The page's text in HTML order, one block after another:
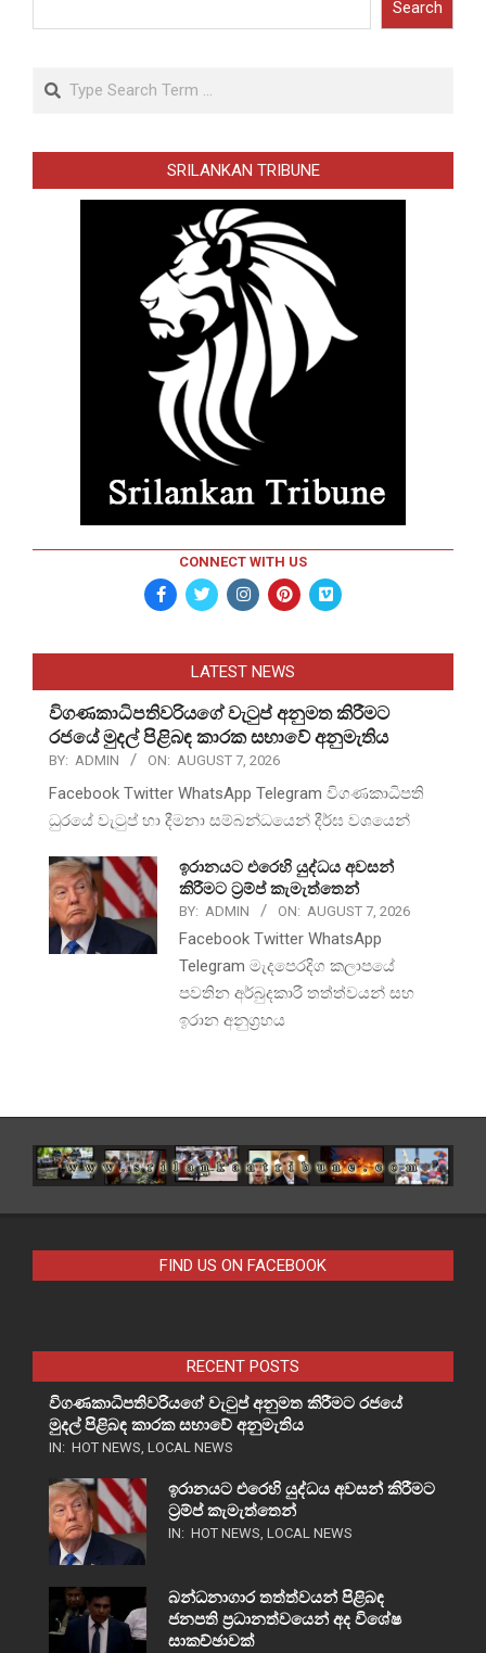
Search
Search
SRILANKAN TRIBUNE
CONNECT WITH US
LATEST NEWS
විගණකාධිපතිවරියගේ වැටුප් අනුමත කිරීමට
රජයේ මුදල් පිළිබඳ කාරක සභාවේ අනුමැතිය
BY: ADMIN ON: AUGUST 7, 2026
Facebook Twitter WhatsApp Telegram විගණකාධිපති
ධුරයේ වැටුප් හා දීමනා සම්බන්ධයෙන් දීර්ඝ වශයෙන්
ඉරානයට එරෙහි යුද්ධය අවසන්
කිරීමට ට්‍රම්ප් කැමැත්තෙන්
BY: ADMIN ON: AUGUST 7, 2026
Facebook Twitter WhatsApp
Telegram මැදපෙරදිග කලාපයේ
පවතින අර්බුදකාරී තත්ත්වයන් සහ
ඉරාන අනුග්‍රහය
FIND US ON FACEBOOK
RECENT POSTS
විගණකාධිපතිවරියගේ වැටුප් අනුමත කිරීමට රජයේ
මුදල් පිළිබඳ කාරක සභාවේ අනුමැතිය
IN: HOT NEWS, LOCAL NEWS
ඉරානයට එරෙහි යුද්ධය අවසන් කිරීමට
ට්‍රම්ප් කැමැත්තෙන්
IN: HOT NEWS, LOCAL NEWS
බන්ධනාගාර තත්ත්වයන් පිළිබඳ
ජනපති ප්‍රධානත්වයෙන් අද විශේෂ
සාකච්ඡාවක්